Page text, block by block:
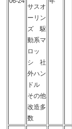
サスオ
ーリン
ズ 駆
動系マ
ロッ
シ 社
外ハン
ドル
その他
改造多
数